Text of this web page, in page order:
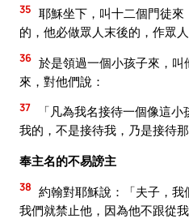
35 耶穌坐下，叫十二個門徒
的，他必做眾人末後的，作眾人
36 於是領過一個小孩子來，
來，對他們說：
37
「凡為我名接待一個像這
我的，不是接待我，乃是接待那
奉主名的不易謗主
38 約翰對耶穌說：「夫子，我
我們就禁止他，因為他不跟從我